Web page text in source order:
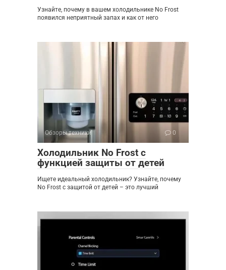
Узнайте, почему в вашем холодильнике No Frost
появился неприятный запах и как от него
Обзоры техники 0
Холодильник No Frost с
функцией защиты от детей
Ищете идеальный холодильник? Узнайте, почему
No Frost с защитой от детей – это лучший